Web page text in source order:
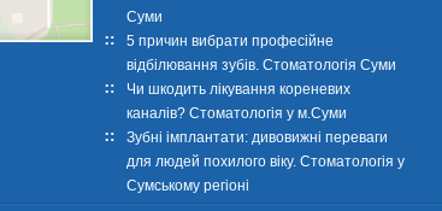
Суми
5 причин вибрати професійне
відбілювання зубів. Стоматологія Суми
Чи шкодить лікування кореневих
каналів? Стоматологія у м.Суми
Зубні імплантати: дивовижні переваги
для людей похилого віку. Стоматологія у
Сумському регіоні